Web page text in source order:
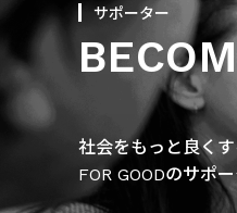
サポーター
社会をもっと良く
FOR GOODのサポ